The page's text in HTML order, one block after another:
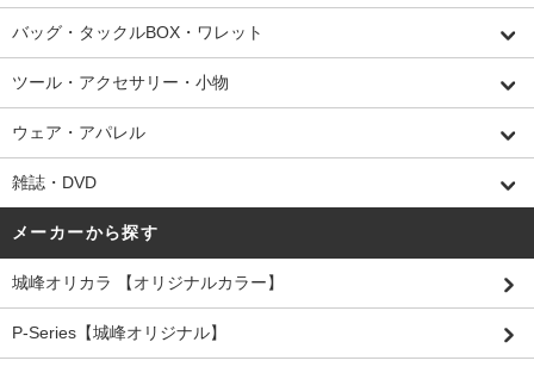
バッグ・タックルBOX・ワレット
ツール・アクセサリー・小物
ウェア・アパレル
雑誌・DVD
メーカーから探す
城峰オリカラ 【オリジナルカラー】
P-Series【城峰オリジナル】